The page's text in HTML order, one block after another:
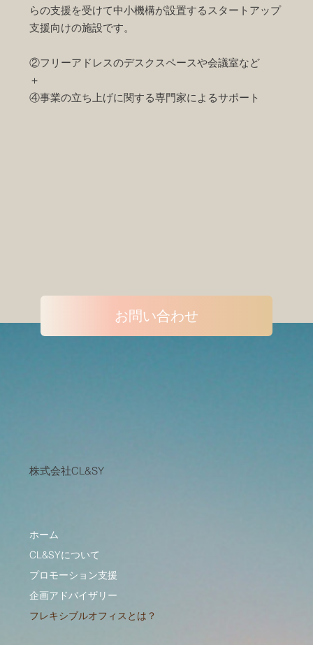
らの支援を受けて中小機構が設置するスタートアップ
支援向けの施設です。
②フリーアドレスのデスクスペースや会議室など
＋
④事業の立ち上げに関する専門家によるサポート
お問い合わせ
株式会社CL&SY
ホーム
CL&SYについて
プロモーション支援
企画アドバイザリー
フレキシブルオフィスとは？